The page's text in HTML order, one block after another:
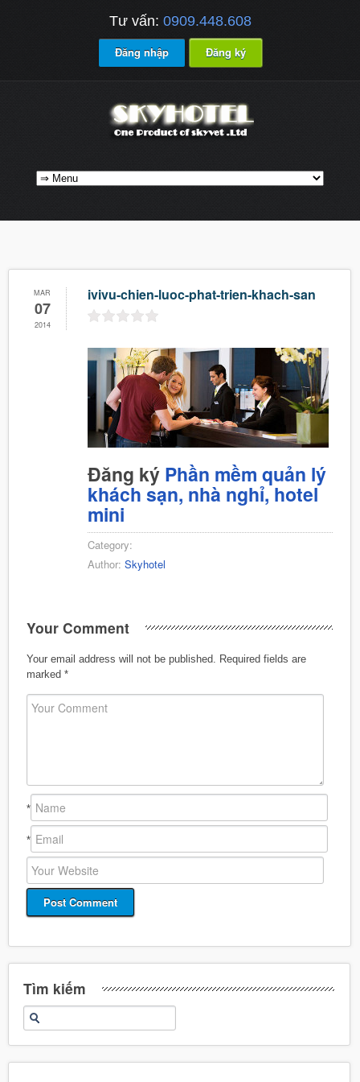
Tư vấn: 0909.448.608
Đăng nhập Đăng ký
MAR
07
2014
ivivu-chien-luoc-phat-trien-khach-san
Đăng ký Phần mềm quản lý
khách sạn, nhà nghỉ, hotel
mini
Category:
Author: Skyhotel
Your Comment
Your email address will not be published.
Required fields are
marked *
*
*
Tìm kiếm